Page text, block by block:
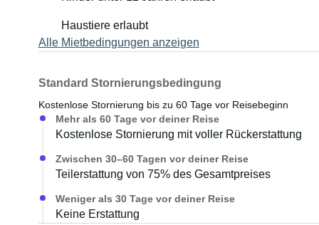
Ein funktionaler und voll ausgestatteter Wohnraum
Die Autobatterien halten den Kühlschrank auch ohne
gute Belüftung. Alle Fenster sind mit integrierten
in den Innenraum.
Grundausstattung im Mietpreis enthalten
Das Fahrzeug ist mit allem ausgestattet, was Sie für
• Küchen- und Kochutensilien
Haustiere erlaubt
Alle Mietbedingungen anzeigen
Standard Stornierungsbedingung
Kostenlose Stornierung bis zu 60 Tage vor Reisebeginn
Mehr als 60 Tage vor deiner Reise
Kostenlose Stornierung mit voller Rückerstattung
Zwischen 30–60 Tagen vor deiner Reise
Teilerstattung von 75% des Gesamtpreises
Weniger als 30 Tage vor deiner Reise
Keine Erstattung